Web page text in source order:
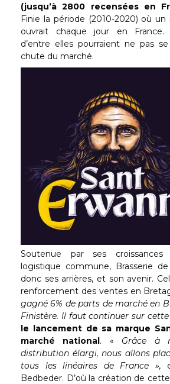
(jusqu’à 2800 recensées en
Finie la période (2010-2020) où un
ouvrait chaque jour en France.
d’entre elles pourraient ne pas
chute du marché.
Soutenue par ses
logistique commune, Brasserie
donc ses arrières, et son avenir.
renforcement des ventes en
gagné 6% de parts de marché en
Finistère. Il faut continuer sur
le lancement de sa marque
marché national. « Grâce à
distribution élargi, nous allons
tous les linéaires de France »,
Bedbeder. D’où la création de